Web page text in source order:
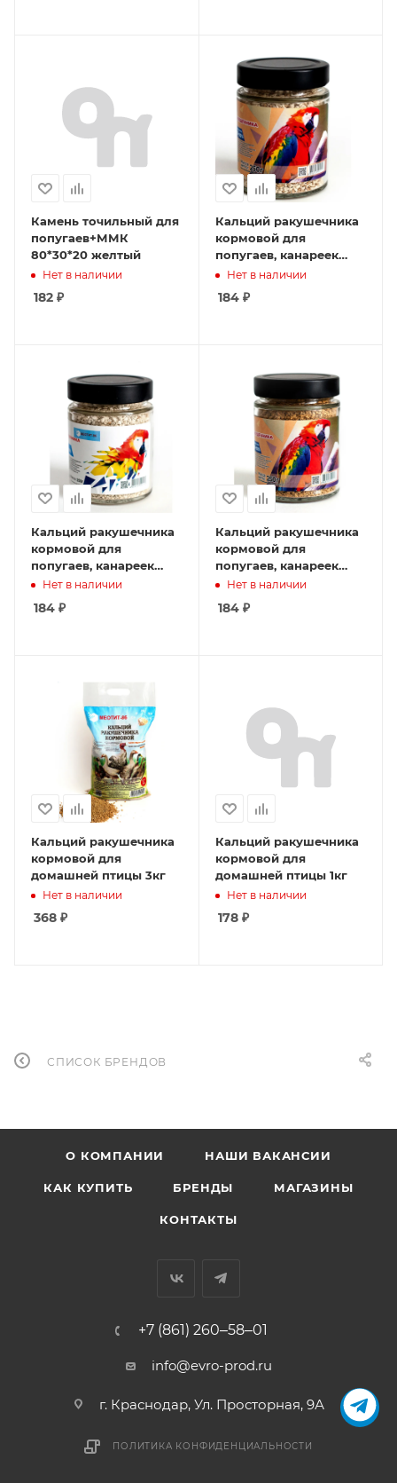
Камень точильный для
попугаев+ММК
80*30*20 желтый
Нет в наличии
182 ₽
Кальций ракушечника
кормовой для
попугаев, канареек
(смесь) 250гр банка
Нет в наличии
184₽
Кальций ракушечника
кормовой для
попугаев, канареек
(белый) 250гр банка
Нет в наличии
184 ₽
Кальций ракушечника
кормовой для
попугаев, канареек
(желтый) 250гр банка
Нет в наличии
184₽
Кальций ракушечника
кормовой для
домашней птицы 3кг
Нет в наличии
368 ₽
Кальций ракушечника
кормовой для
домашней птицы 1кг
Нет в наличии
178₽
СПИСОК БРЕНДОВ
О КОМПАНИИ НАШИ ВАКАНСИИ
КАК КУПИТЬ БРЕНДЫ МАГАЗИНЫ
КОНТАКТЫ
+7 (861) 260‒58‒01
info@evro-prod.ru
г. Краснодар, ​Ул. Просторная, 9А
ПОЛИТИКА КОНФИДЕНЦИАЛЬНОСТИ